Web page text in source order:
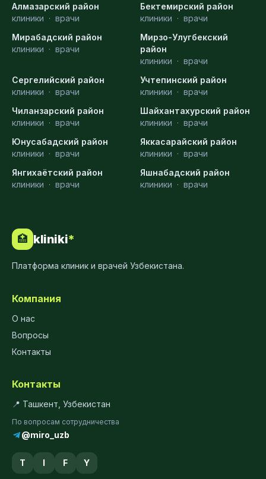
Алмазарский район
клиники · врачи
Бектемирский район
клиники · врачи
Мирабадский район
клиники · врачи
Мирзо-Улугбекский
район
клиники · врачи
Сергелийский район
клиники · врачи
Учтепинский район
клиники · врачи
Чиланзарский район
клиники · врачи
Шайхантахурский район
клиники · врачи
Юнусабадский район
клиники · врачи
Яккасарайский район
клиники · врачи
Янгихаётский район
клиники · врачи
Яшнабадский район
клиники · врачи
🏥 kliniki*
Платформа клиник и врачей Узбекистана.
Компания
О нас
Вопросы
Контакты
Контакты
📍 Ташкент, Узбекистан
По вопросам сотрудничества
@miro_uzb
T I F Y